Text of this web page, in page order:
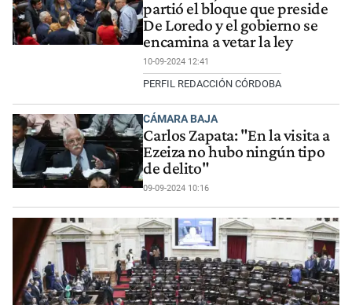
partió el bloque que preside
De Loredo y el gobierno se
encamina a vetar la ley
10-09-2024 12:41
PERFIL REDACCIÓN CÓRDOBA
CÁMARA BAJA
Carlos Zapata: "En la visita a
Ezeiza no hubo ningún tipo
de delito"
09-09-2024 10:16